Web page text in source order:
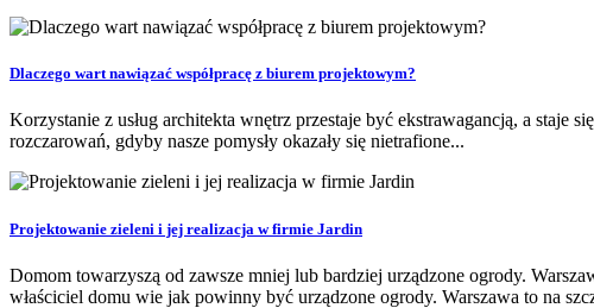
Dlaczego wart nawiązać współpracę z biurem projektowym?
Korzystanie z usług architekta wnętrz przestaje być ekstrawagancją, a staje
rozczarowań, gdyby nasze pomysły okazały się nietrafione...
Projektowanie zieleni i jej realizacja w firmie Jardin
Domom towarzyszą od zawsze mniej lub bardziej urządzone ogrody.
właściciel domu wie jak powinny być urządzone ogrody. Warszawa to na